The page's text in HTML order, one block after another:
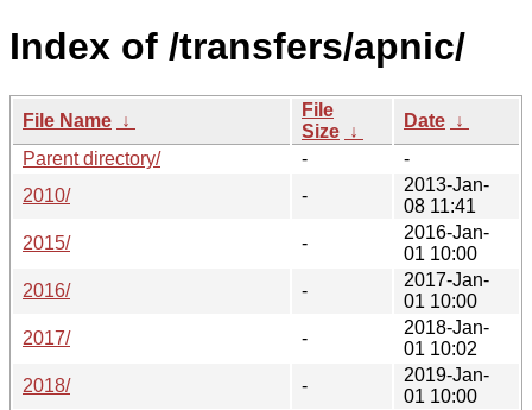
Index of /transfers/apnic/
File Name ↓
File
Size ↓
Date ↓
Parent directory/
-
-
2010/
-
2013-Jan-
08 11:41
2015/
-
2016-Jan-
01 10:00
2016/
-
2017-Jan-
01 10:00
2017/
-
2018-Jan-
01 10:02
2018/
-
2019-Jan-
01 10:00